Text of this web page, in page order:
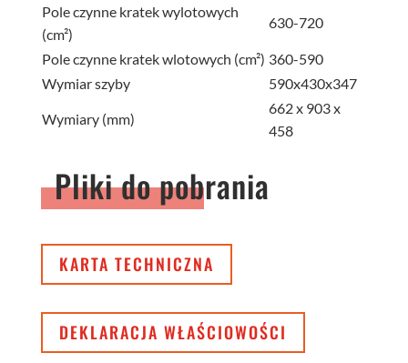
Pole czynne kratek wylotowych
(cm²)
630-720
Pole czynne kratek wlotowych (cm²) 360-590
Wymiar szyby
590x430x347
Wymiary (mm)
662 x 903 x
458
Pliki do pobrania
KARTA TECHNICZNA
DEKLARACJA WŁAŚCIOWOŚCI